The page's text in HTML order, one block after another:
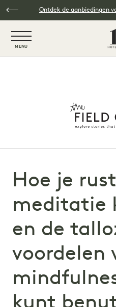
Overslaan naarOntdek de aanbiedingen
MENU
Hoe je
meditatie
en de
voordelen